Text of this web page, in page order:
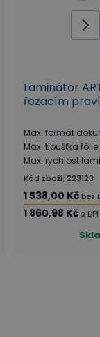
Laminátor
řezacím
Max. formát
Max. tloušťka
Max. rychlost
Kód zboží: 223123
1 538,00 Kč bez
1 860,98 Kč s